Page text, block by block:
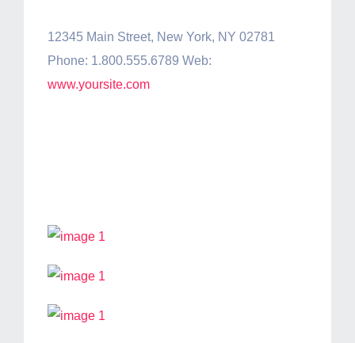
12345 Main Street, New York, NY 02781
Phone: 1.800.555.6789 Web:
www.yoursite.com